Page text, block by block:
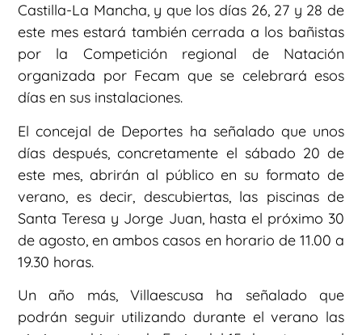
Castilla-La Mancha, y que los días 26, 27 y 28 de
este mes estará también cerrada a los bañistas
por la Competición regional de Natación
organizada por Fecam que se celebrará esos
días en sus instalaciones.
El concejal de Deportes ha señalado que unos
días después, concretamente el sábado 20 de
este mes, abrirán al público en su formato de
verano, es decir, descubiertas, las piscinas de
Santa Teresa y Jorge Juan, hasta el próximo 30
de agosto, en ambos casos en horario de 11.00 a
19.30 horas.
Un año más, Villaescusa ha señalado que
podrán seguir utilizando durante el verano las